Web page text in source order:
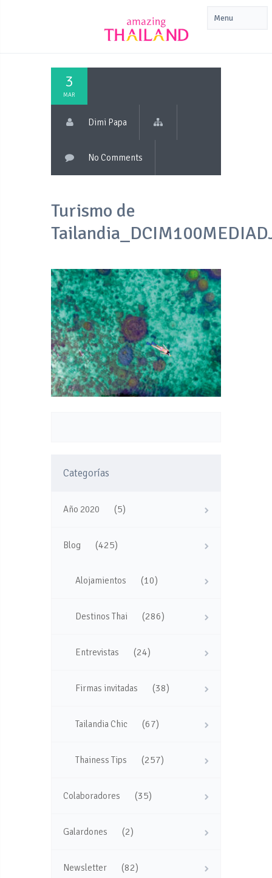
3
MAR
Dimi Papa
No Comments
Turismo de
Categorías
Año 2020 (5)
Blog (425)
Alojamientos (10)
Destinos Thai (286)
Entrevistas (24)
Firmas invitadas (38)
Tailandia Chic (67)
Thainess Tips (257)
Colaboradores (35)
Galardones (2)
Newsletter (82)